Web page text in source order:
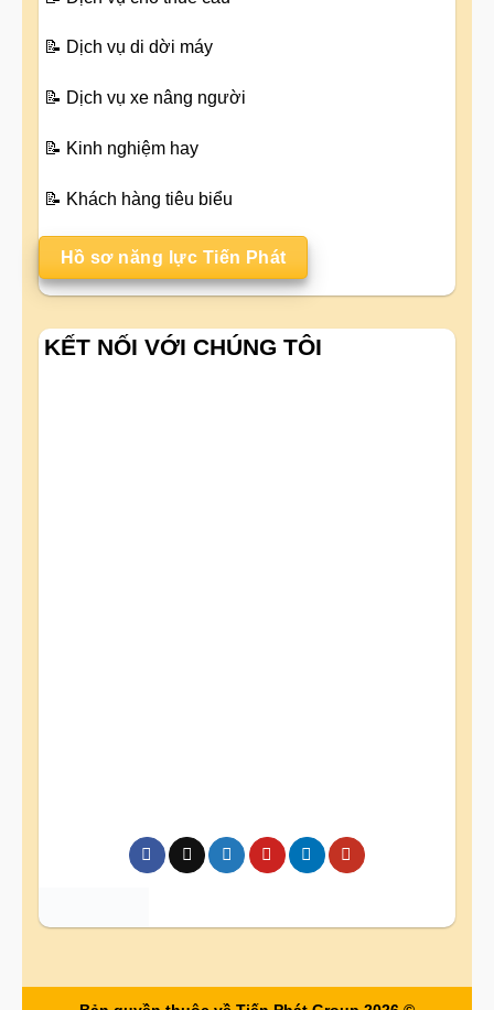
📝 Dịch vụ di dời máy
📝 Dịch vụ xe nâng người
📝 Kinh nghiệm hay
📝 Khách hàng tiêu biểu
Hồ sơ năng lực Tiến Phát
KẾT NỐI VỚI CHÚNG TÔI